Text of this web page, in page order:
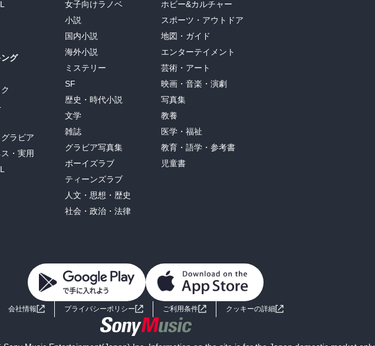
グ
ラビア
・実用
女子向けラノベ
小説
国内小説
海外小説
ミステリー
SF
歴史・時代小説
文学
雑誌
グラビア写真集
ボーイズラブ
ティーンズラブ
人文・思想・歴史
社会・政治・法律
ホビー&カルチャー
スポーツ・アウトドア
地図・ガイド
エンターテイメント
芸術・アート
映画・音楽・演劇
写真集
教養
医学・福祉
教育・語学・参考書
児童書
会社情報 プライバシーポリシー ご利用条件 クッキーの詳細